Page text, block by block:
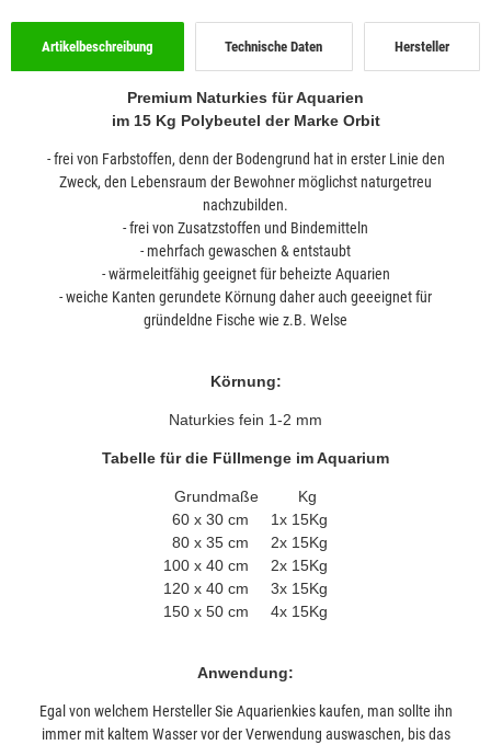
Artikelbeschreibung Technische Daten Hersteller
Premium Naturkies fürAquarien
im 15 Kg Polybeutel der Marke Orbit
- frei von Farbstoffen, denn der Bodengrund hat in erster Linie den
Zweck, den Lebensraum der Bewohner möglichst naturgetreu
nachzubilden.
- frei von Zusatzstoffen und Bindemitteln
- mehrfach gewaschen & entstaubt
- wärmeleitfähig geeignet für beheizte Aquarien
- weiche Kanten gerundete Körnung daher auch geeeignet für
gründeldne Fische wie z.B. Welse
Körnung:
Naturkies fein 1-2 mm
Tabelle für die Füllmenge im Aquarium
Grundmaße Kg
60 x 30 cm 1x 15Kg
80 x 35 cm 2x 15Kg
100 x 40 cm 2x 15Kg
120 x 40 cm 3x 15Kg
150 x 50 cm 4x 15Kg
Anwendung:
Egal von welchem Hersteller Sie Aquarienkies kaufen, man sollte ihn
immer mit kaltem Wasser vor der Verwendung auswaschen, bis das